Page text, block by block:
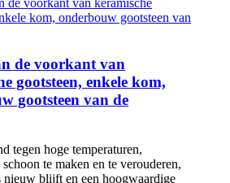
de voorkant van
gootsteen, enkele kom,
gootsteen van de
tegen hoge temperaturen,
te maken en te verouderen,
nieuw blijft en een hoogwaardige